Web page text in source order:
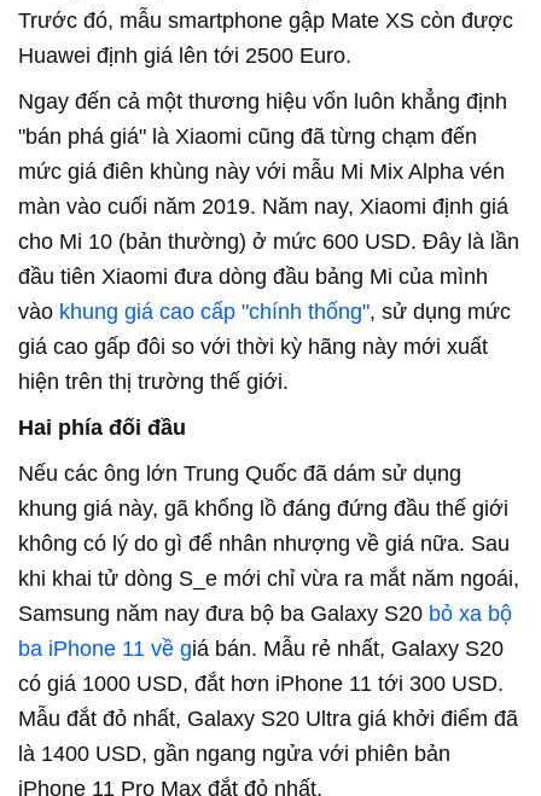
Trước đó, mẫu smartphone gập Mate XS còn được
Huawei định giá lên tới 2500 Euro.
Ngay đến cả một thương hiệu vốn luôn khẳng định
"bán phá giá" là Xiaomi cũng đã từng chạm đến
mức giá điên khùng này với mẫu Mi Mix Alpha vén
màn vào cuối năm 2019. Năm nay, Xiaomi định giá
cho Mi 10 (bản thường) ở mức 600 USD. Đây là lần
đầu tiên Xiaomi đưa dòng đầu bảng Mi của mình
vào khung giá cao cấp "chính thống", sử dụng mức
giá cao gấp đôi so với thời kỳ hãng này mới xuất
hiện trên thị trường thế giới.
Hai phía đối đầu
Nếu các ông lớn Trung Quốc đã dám sử dụng
khung giá này, gã khổng lồ đáng đứng đầu thế giới
không có lý do gì để nhân nhượng về giá nữa. Sau
khi khai tử dòng S_e mới chỉ vừa ra mắt năm ngoái,
Samsung năm nay đưa bộ ba Galaxy S20 bỏ xa bộ
ba iPhone 11 về giá bán. Mẫu rẻ nhất, Galaxy S20
có giá 1000 USD, đắt hơn iPhone 11 tới 300 USD.
Mẫu đắt đỏ nhất, Galaxy S20 Ultra giá khởi điểm đã
là 1400 USD, gần ngang ngửa với phiên bản
iPhone 11 Pro Max đắt đỏ nhất.